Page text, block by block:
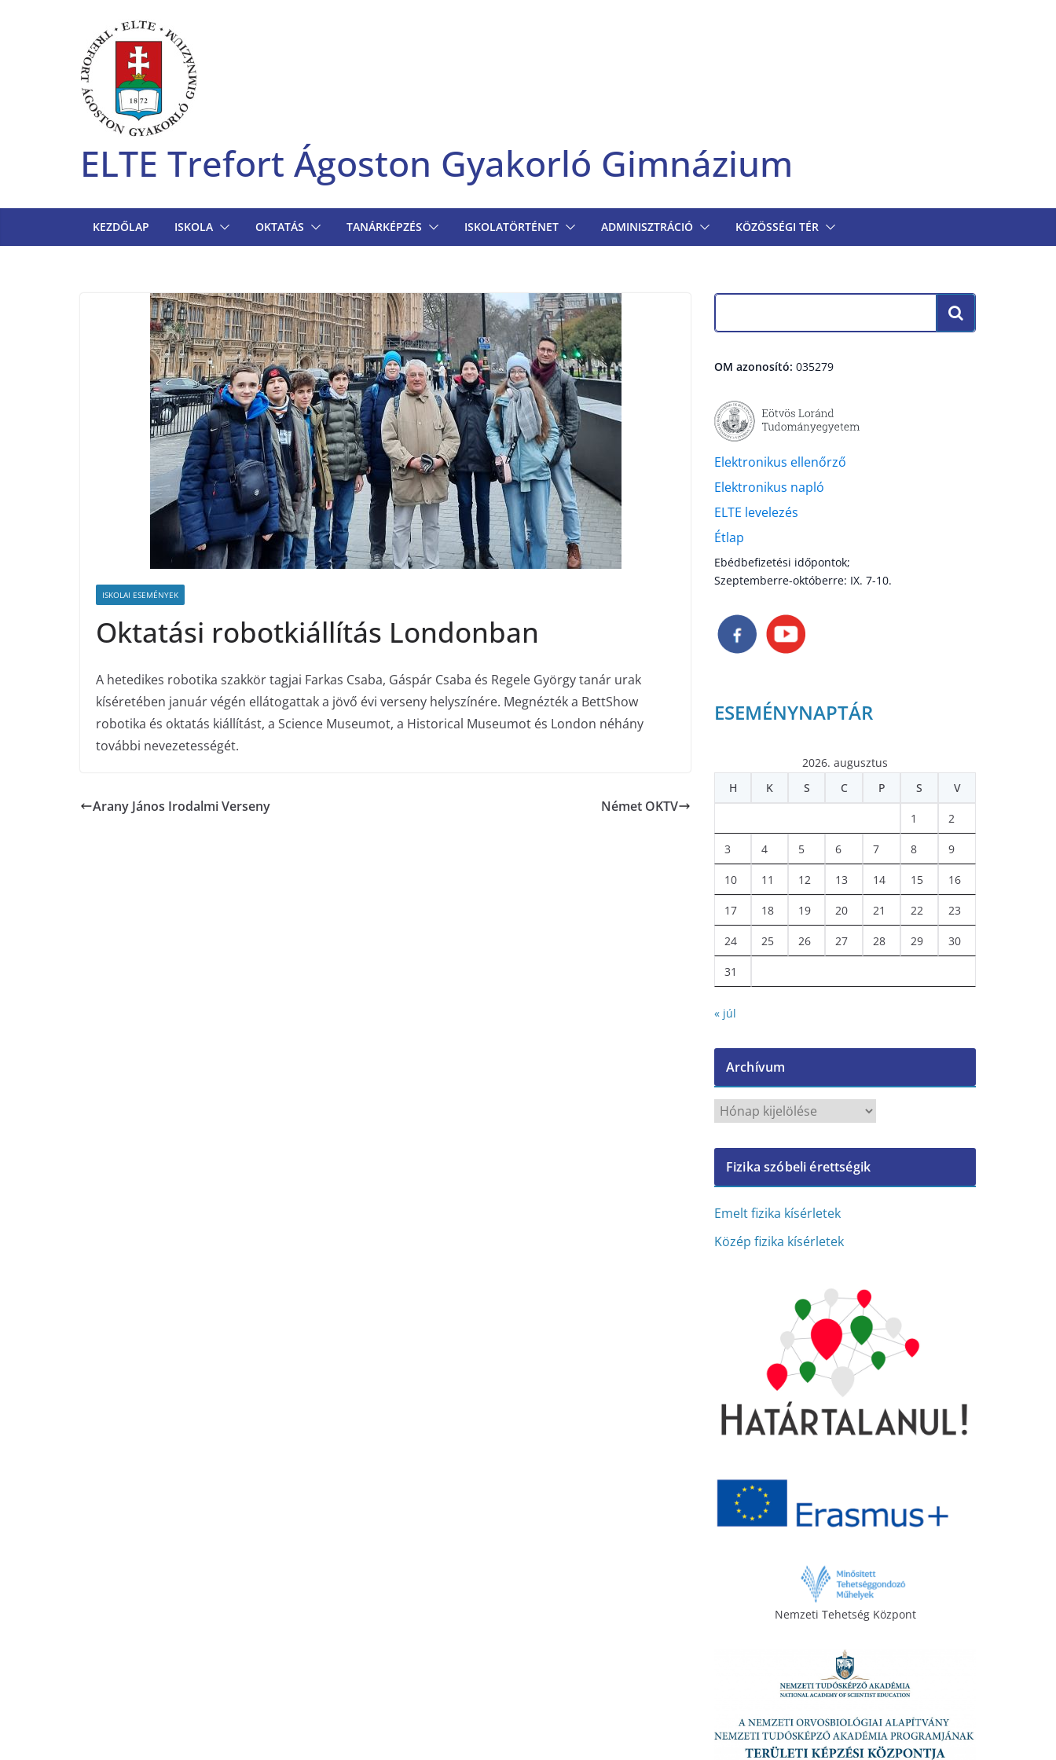
ELTE Trefort Ágoston Gyakorló Gimnázium
KEZDŐLAP ISKOLA OKTATÁS TANÁRKÉPZÉS ISKOLATÖRTÉNET ADMINISZTRÁCIÓ KÖZÖSSÉGI TÉR
ISKOLAI ESEMÉNYEK
Oktatási robotkiállítás Londonban
A hetedikes robotika szakkör tagjai Farkas Csaba, Gáspár Csaba és Regele György tanár urak
kíséretében január végén ellátogattak a jövő évi verseny helyszínére. Megnézték a BettShow
robotika és oktatás kiállítást, a Science Museumot, a Historical Museumot és London néhány
további nevezetességét.
Arany János Irodalmi Verseny Német OKTV
OM azonosító: 035279
Elektronikus ellenőrző
Elektronikus napló
ELTE levelezés
Étlap
Ebédbefizetési időpontok;
Szeptemberre-októberre: IX. 7-10.
ESEMÉNYNAPTÁR
2026. augusztus
H
K S C P S V
1 2
3 4 5 6 7 8 9
10 11 12 13 14 15 16
17 18 19 20 21 22 23
24 25 26 27 28 29 30
31
« júl
Archívum
c
í
v
m
Fizika szóbeli érettségik
Emelt fizika kísérletek
Közép fizika kísérletek
Nemzeti Tehetség Központ